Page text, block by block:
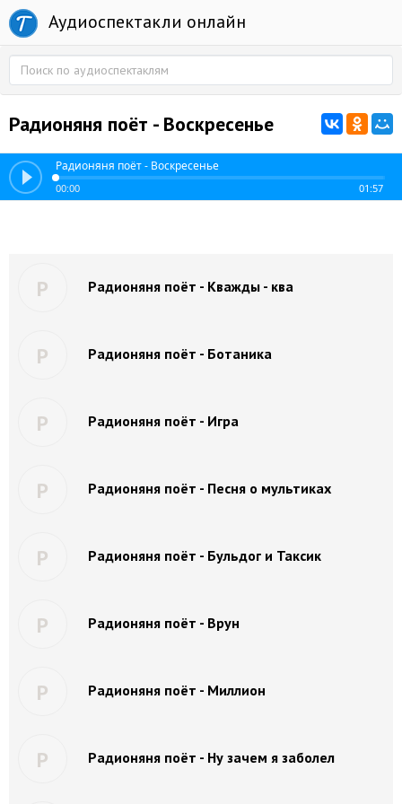
Аудиоспектакли онлайн
Радионяня поёт - Воскресенье
Радионяня поёт - Воскресенье
00:00 01:57
Р Радионяня поёт - Кважды - ква
Р Радионяня поёт - Ботаника
Р Радионяня поёт - Игра
Р Радионяня поёт - Песня о мультиках
Р Радионяня поёт - Бульдог и Таксик
Р Радионяня поёт - Врун
Р Радионяня поёт - Миллион
Р Радионяня поёт - Ну зачем я заболел